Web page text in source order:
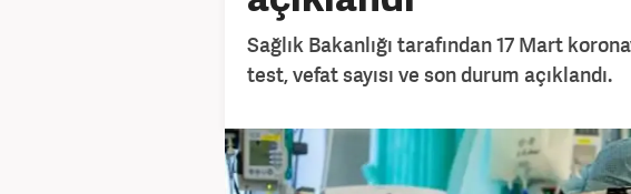
Sağlık Bakanlığı tarafından 17 Mart
test, vefat sayısı ve son durum açıklandı.